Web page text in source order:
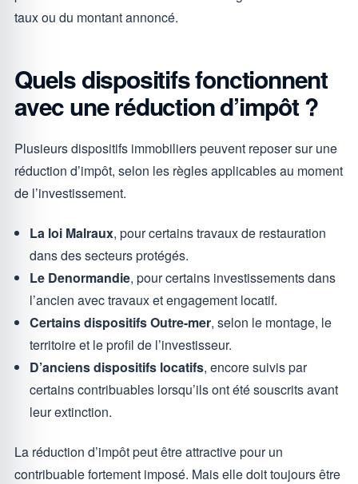
taux ou du montant annoncé.
Quels dispositifs fonctionnent
avec une réduction d’impôt ?
Plusieurs dispositifs immobiliers peuvent reposer sur une
réduction d’impôt, selon les règles applicables au moment
de l’investissement.
La loi Malraux, pour certains travaux de restauration
dans des secteurs protégés.
Le Denormandie, pour certains investissements dans
l’ancien avec travaux et engagement locatif.
Certains dispositifs Outre-mer, selon le montage, le
territoire et le profil de l’investisseur.
D’anciens dispositifs locatifs, encore suivis par
certains contribuables lorsqu’ils ont été souscrits avant
leur extinction.
La réduction d’impôt peut être attractive pour un
contribuable fortement imposé. Mais elle doit toujours être